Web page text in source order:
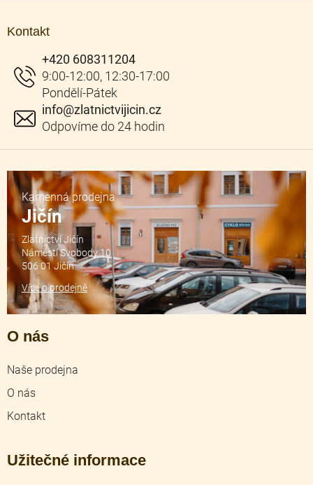
Kontakt
info@zlatnictvijicin.cz
+420 608311204
O nás
Naše prodejna
O nás
Kontakt
Užitečné informace
Kamenná prodejna
Jičín
Zlatnictví Jičín
Náměstí Svobody 10
506 01 Jičín
Více o prodejně